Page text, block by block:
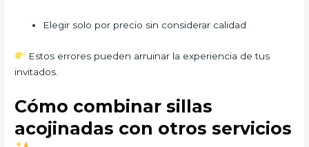
Elegir solo por precio sin considerar calidad
Estos errores pueden arruinar la experiencia de tus
invitados.
Cómo combinar sillas
acojinadas con otros servicios